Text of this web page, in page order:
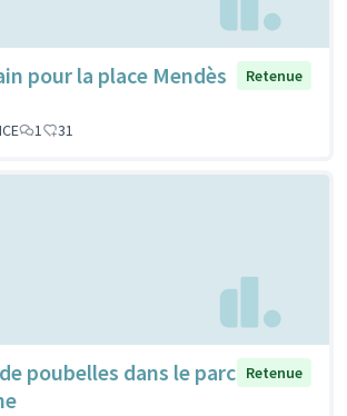
pour la place Mendès
Retenue
1 31
poubelles dans le parc Retenue